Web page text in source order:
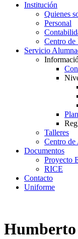
Institución
Quienes
Personal
Centro de
Servicio
Talleres
Centro de
Documentos
Proyecto
RICE
Contacto
Uniforme